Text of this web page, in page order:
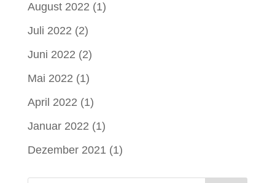
August 2022 (1)
Juli 2022 (2)
Juni 2022 (2)
Mai 2022 (1)
April 2022 (1)
Januar 2022 (1)
Dezember 2021 (1)